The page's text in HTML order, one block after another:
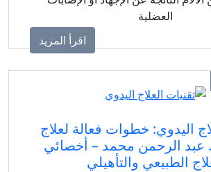
العضلية
اقرأ المزيد
اليدوي: خطوات فعالة لعلاج
د. عبد الرحمن محمد – أخصائي
الطبيعي والتأهيلي